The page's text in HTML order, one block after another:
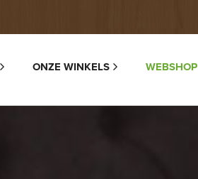
ONZE WINKELS WEBSHOP